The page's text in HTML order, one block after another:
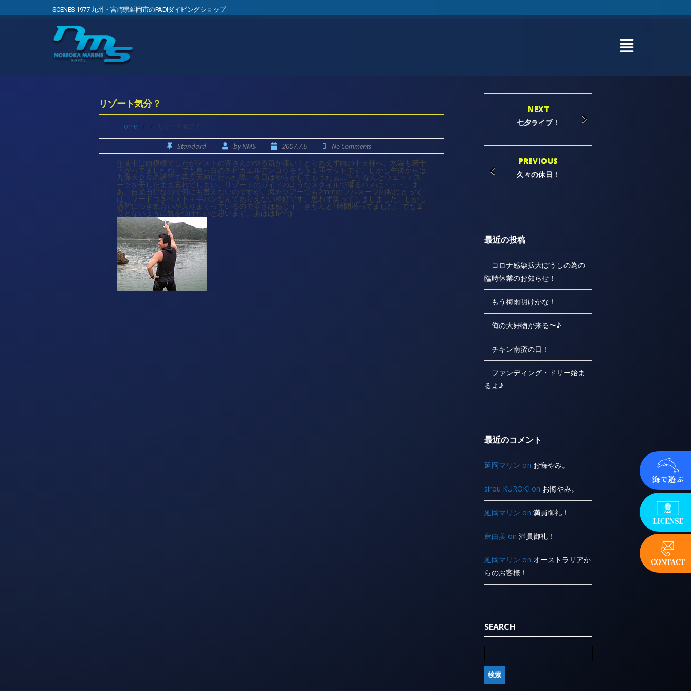
SCENES 1977 九州・宮崎県延岡市のPADIダイビングショップ
リゾート気分？
Home / / リゾート気分？
Standard - byNMS - 2007.7.6 - No Comments
午前中は雨模様でしたがゲストの皆さんのやる気が凄い！とりあえず雨の中天神へ。水温も若干
下がってましたね。でも真っ白のチビカエルアンコウをもう１匹ゲットです。しかし午後からは
九保大ＤＣの講習で再度天神に行った際、今日はやらかしてもうたぁ…f^_^; なんとウェットス
ーツを干したまま忘れてしまい、リゾートのガイドのようなスタイルで潜るハメに・・・。ま
あ、自業自得なので何にも言えないのですが、海外ツアーでも2mmのフルスーツの私にとって
は、フードつきベスト＋半パンなんてありえない格好です。思わず笑ってしましました。しかし
講習につき気合いが入りまくっているので寒さは感じず、きちんと1時間潜ってました。でも２
度とないように気をつけたいと思います。あははf(^^;)
NEXT
七夕ライブ！
PREVIOUS
久々の休日！
最近の投稿
コロナ感染拡大ぼうしの為の
臨時休業のお知らせ！
もう梅雨明けかな！
俺の大好物が来る〜♪
チキン南蛮の日！
ファンディング・ドリー始ま
るよ♪
最近のコメント
延岡マリン on お悔やみ。
sirou KUROKI on お悔やみ。
延岡マリン on満員御礼！
麻由美 on満員御礼！
延岡マリン on オーストラリアか
らのお客様！
SEARCH